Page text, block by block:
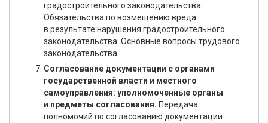
градостроительного законодательства.
Обязательства по возмещению вреда
в результате нарушения градостроительного
законодательства. Основные вопросы трудового
законодательства.
Согласование документации с органами
государственной власти и местного
самоуправления: уполномоченные органы
и предметы согласования. Передача
полномочий по согласованию документации